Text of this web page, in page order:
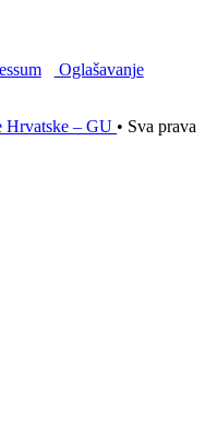
Oglašavanje
Hrvatske – GU • Sva prava